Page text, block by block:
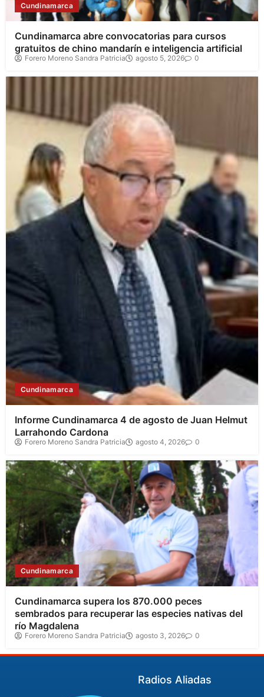
Cundinamarca
Cundinamarca abre convocatorias para cursos
gratuitos de chino mandarín e inteligencia artificial
Forero Moreno Sandra Patricia agosto 5, 2026 0
Cundinamarca
Informe Cundinamarca 4 de agosto de Juan Helmut
Larrahondo Cardona
Forero Moreno Sandra Patricia agosto 4, 2026 0
Cundinamarca
Cundinamarca supera los 870.000 peces
sembrados para recuperar las especies nativas del
río Magdalena
Forero Moreno Sandra Patricia agosto 3, 2026 0
Radios Aliadas